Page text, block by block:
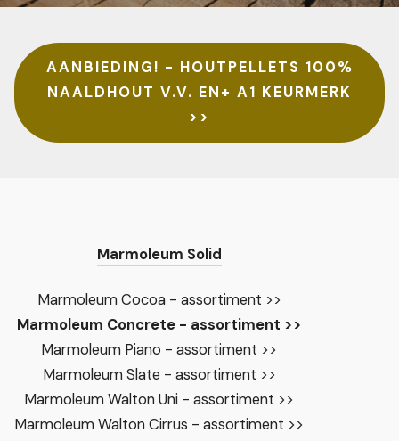
AANBIEDING! - HOUTPELLETS 100%
NAALDHOUT V.V. EN+ A1 KEURMERK
>>
Marmoleum Solid
Marmoleum Cocoa - assortiment >>
Marmoleum Concrete - assortiment >>
Marmoleum Piano - assortiment >>
Marmoleum Slate - assortiment >>
Marmoleum Walton Uni - assortiment >>
Marmoleum Walton Cirrus - assortiment >>